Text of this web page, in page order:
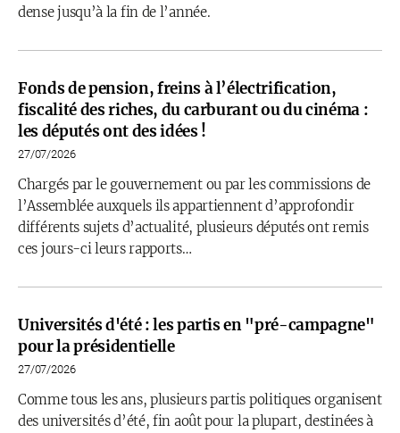
dense jusqu’à la fin de l’année.
Fonds de pension, freins à l’électrification,
fiscalité des riches, du carburant ou du cinéma :
les députés ont des idées !
27/07/2026
Chargés par le gouvernement ou par les commissions de
l’Assemblée auxquels ils appartiennent d’approfondir
différents sujets d’actualité, plusieurs députés ont remis
ces jours-ci leurs rapports…
Universités d'été : les partis en "pré-campagne"
pour la présidentielle
27/07/2026
Comme tous les ans, plusieurs partis politiques organisent
des universités d’été, fin août pour la plupart, destinées à